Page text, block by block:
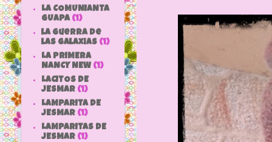
LA COMUNIANTA
GUAPA (1)
la guerra de
las galaxias (1)
LA PRIMERA
NANCY NEW (1)
LACITOS DE
JESMAR (1)
LAMPARITA DE
JESMAR (1)
LAMPARITAS DE
JESMAR (1)